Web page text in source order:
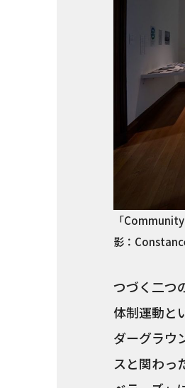
「
影：
つづく二つ
体制運動と
ダーグラウ
スと関わっ